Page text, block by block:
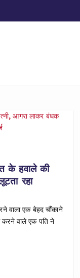
के हवाले की
रहा
वाला एक बेहद चौंकाने
करने वाले एक पति ने